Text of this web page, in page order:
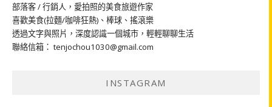
部落客 / 行銷人，愛拍照的美食旅遊作家
喜歡美食(拉麵/咖啡狂熱)、棒球、搖滾樂
透過文字與照片，深度認識一個城市，輕輕聊聊生活
聯絡信箱： tenjochou1030@gmail.com
INSTAGRAM